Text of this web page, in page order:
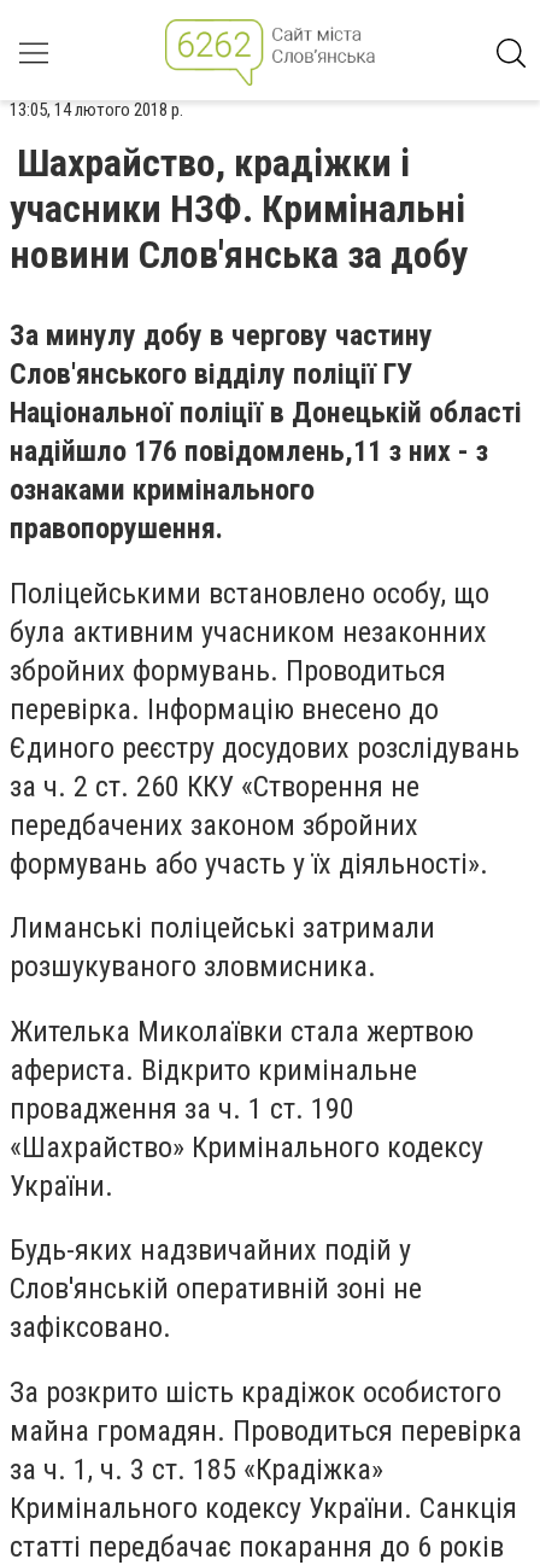
13:05, 14 лютого 2018 р.
Шахрайство, крадіжки і
учасники НЗФ. Кримінальні
новини Слов'янська за добу
За минулу добу в чергову частину
Слов'янського відділу поліції ГУ
Національної поліції в Донецькій області
надійшло 176 повідомлень,11 з них - з
ознаками кримінального
правопорушення.
Поліцейськими встановлено особу, що
була активним учасником незаконних
збройних формувань. Проводиться
перевірка. Інформацію внесено до
Єдиного реєстру досудових розслідувань
за ч. 2 ст. 260 ККУ «Створення не
передбачених законом збройних
формувань або участь у їх діяльності».
Лиманські поліцейські затримали
розшукуваного зловмисника.
Жителька Миколаївки стала жертвою
афериста. Відкрито кримінальне
провадження за ч. 1 ст. 190
«Шахрайство» Кримінального кодексу
України.
Будь-яких надзвичайних подій у
Слов'янській оперативній зоні не
зафіксовано.
За розкрито шість крадіжок особистого
майна громадян. Проводиться перевірка
за ч. 1, ч. 3 ст. 185 «Крадіжка»
Кримінального кодексу України. Санкція
статті передбачає покарання до 6 років